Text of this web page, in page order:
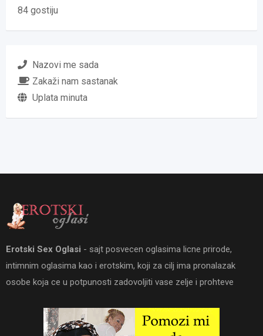
84 gostiju
Nazovi me sada
Zakaži nam sastanak
Uplata minuta
Erotski Sex Oglasi - sajt posvecen oglasima licne prirode,
intimnim oglasima kao i erotskim, koji za cilj ima pronalazak
osobe koja ce u potpunosti zadovoljiti vase zelje i prohteve